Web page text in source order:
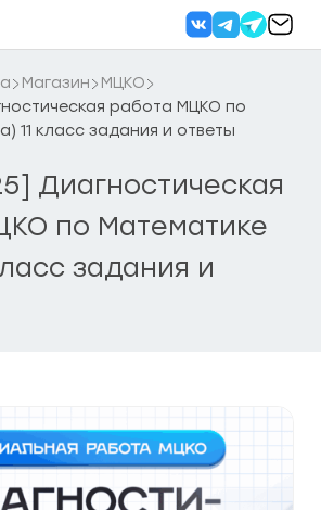
Магазин
МЦКО
работа МЦКО по
11 класс задания и ответы
Диагностическая
по Математике
задания и